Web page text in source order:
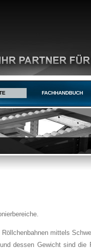
FACHHANDBUCH
mittels
dessen Gewicht sind die